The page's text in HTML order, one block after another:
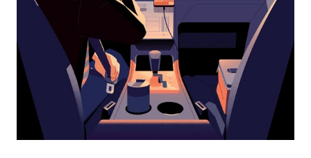
kalenderen.